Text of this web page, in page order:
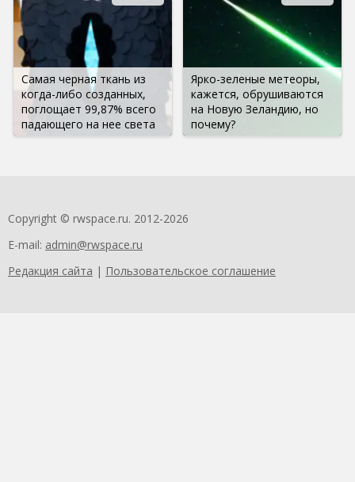
Самая черная ткань из
когда-либо созданных,
поглощает 99,87% всего
падающего на нее света
Ярко-зеленые метеоры,
кажется, обрушиваются
на Новую Зеландию, но
почему?
Copyright © rwspace.ru. 2012-2026
E-mail: admin@rwspace.ru
Редакция сайта | Пользовательское соглашение